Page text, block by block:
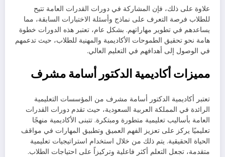
علاوة على ذلك، فإن المشاركة في دورات القدرات العامة تتيح
للطلاب فرصة التعرف على نماذج وأسئلة الاختبارات السابقة، مما
يساعدهم في تطوير مهاراتهم. بشكل عام، تعتبر هذه الدورات خطوة
هامة نحو تحقيق الطموحات الأكاديمية والمهنية للطلاب، حيث تدعمهم
في الوصول إلى أهدافهم في التعليم العالي.
مميزات أكاديمية الدكتور أسامة مشرف
تعتبر أكاديمية الدكتور أسامة مشرف من المؤسسات التعليمية
الرائدة في المملكة العربية السعودية، حيث تقدم دورات القدرات
العامة بأساليب تعليمية متطورة ومبتكرة. تتبنى الأكاديمية منهجًا
تعليميًا يركز على تعزيز الفهم العميق وتطبيق المهارات في مواقف
الحياة الحقيقية. يتم ذلك من خلال استخدام استراتيجيات تعليمية
متقدمة، تجعل التعلم أكثر فاعلية وتركيزاً على احتياجات الطلاب.